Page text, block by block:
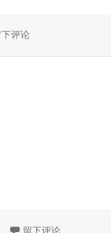
《哈佛大学公开课：公正
下评论
于3Gear
留下评论